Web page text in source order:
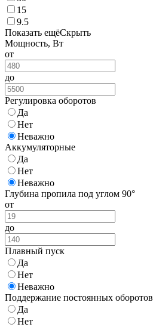
15
9.5
Показать ещёСкрыть
Мощность, Вт
от
до
Регулировка оборотов
Да
Нет
Неважно
Аккумуляторные
Да
Нет
Неважно
Глубина пропила под углом 90°
от
до
Плавный пуск
Да
Нет
Неважно
Поддержание постоянных оборотов
Да
Нет